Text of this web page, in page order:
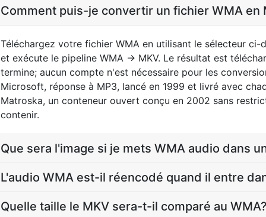
Comment puis-je convertir un fichier WMA en
Téléchargez votre fichier WMA en utilisant le sélecteur
et exécute le pipeline WMA -> MKV. Le résultat est
termine; aucun compte n'est nécessaire pour les
Microsoft, réponse à MP3, lancé en 1999 et livré avec
Matroska, un conteneur ouvert conçu en 2002 sans
contenir.
Que sera l'image si je mets WMA audio dans
L'audio WMA est-il réencodé quand il entre
Quelle taille le MKV sera-t-il comparé au WMA?